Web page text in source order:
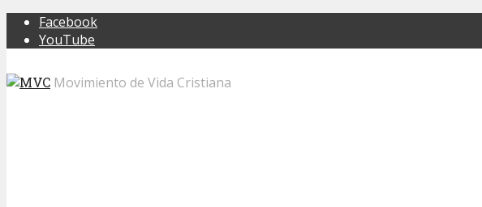
Facebook
YouTube
Movimiento de Vida Cristiana